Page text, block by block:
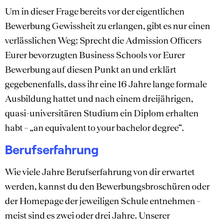
Um in dieser Frage bereits vor der eigentlichen
Bewerbung Gewissheit zu erlangen, gibt es nur einen
verlässlichen Weg: Sprecht die Admission Officers
Eurer bevorzugten Business Schools vor Eurer
Bewerbung auf diesen Punkt an und erklärt
gegebenenfalls, dass ihr eine 16 Jahre lange formale
Ausbildung hattet und nach einem dreijährigen,
quasi-universitären Studium ein Diplom erhalten
habt – „an equivalent to your bachelor degree“.
Berufserfahrung
Wie viele Jahre Berufserfahrung von dir erwartet
werden, kannst du den Bewerbungsbroschüren oder
der Homepage der jeweiligen Schule entnehmen –
meist sind es zwei oder drei Jahre. Unserer